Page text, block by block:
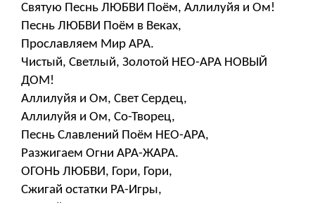
Святую Песнь ЛЮБВИ Поём, Аллилуйя и Ом!
Песнь ЛЮБВИ Поём в Веках,
Прославляем Мир АРА.
Чистый, Светлый, Золотой НЕО-АРА НОВЫЙ
ДОМ!
Аллилуйя и Ом, Свет Сердец,
Аллилуйя и Ом, Со-Творец,
Песнь Славлений Поём НЕО-АРА,
Разжигаем Огни АРА-ЖАРА.
ОГОНЬ ЛЮБВИ, Гори, Гори,
Сжигай остатки РА-Игры,